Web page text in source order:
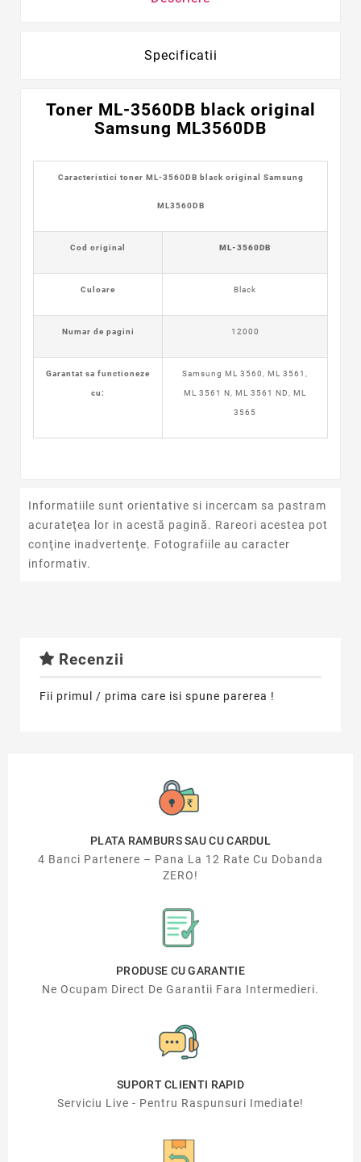
Specificatii
Toner ML-3560DB black original
Samsung ML3560DB
Caracteristici toner ML-3560DB black original Samsung
ML3560DB
Cod original ML-3560DB
Culoare Black
Numar de pagini 12000
Garantat sa functioneze
cu:
Samsung ML 3560, ML 3561,
ML 3561 N, ML 3561 ND, ML
3565
Informatiile sunt orientative si incercam sa pastram
acurateţea lor in acestă pagină. Rareori acestea pot
conţine inadvertenţe. Fotografiile au caracter
informativ.
Recenzii
Fii primul / prima care isi spune parerea !
PLATA RAMBURS SAU CU CARDUL
4 Banci Partenere – Pana La 12 Rate Cu Dobanda
ZERO!
PRODUSE CU GARANTIE
Ne Ocupam Direct De Garantii Fara Intermedieri.
SUPORT CLIENTI RAPID
Serviciu Live - Pentru Raspunsuri Imediate!